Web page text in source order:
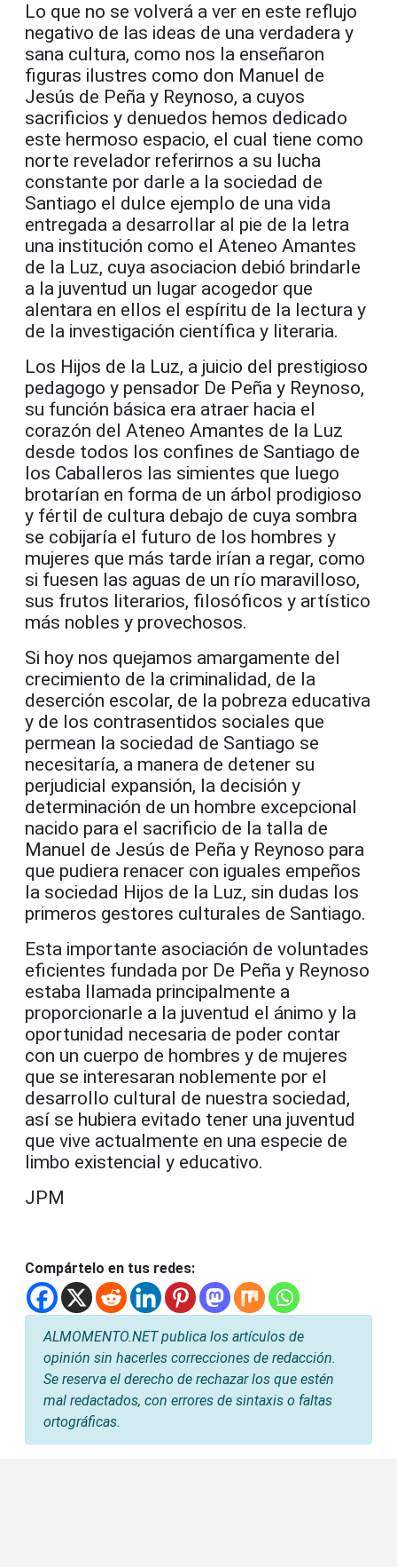
Lo que no se volverá a ver en este reflujo
negativo de las ideas de una verdadera y
sana cultura, como nos la enseñaron
figuras ilustres como don Manuel de
Jesús de Peña y Reynoso, a cuyos
sacrificios y denuedos hemos dedicado
este hermoso espacio, el cual tiene como
norte revelador referirnos a su lucha
constante por darle a la sociedad de
Santiago el dulce ejemplo de una vida
entregada a desarrollar al pie de la letra
una institución como el Ateneo Amantes
de la Luz, cuya asociacion debió brindarle
a la juventud un lugar acogedor que
alentara en ellos el espíritu de la lectura y
de la investigación científica y literaria.
Los Hijos de la Luz, a juicio del prestigioso
pedagogo y pensador De Peña y Reynoso,
su función básica era atraer hacia el
corazón del Ateneo Amantes de la Luz
desde todos los confines de Santiago de
los Caballeros las simientes que luego
brotarían en forma de un árbol prodigioso
y fértil de cultura debajo de cuya sombra
se cobijaría el futuro de los hombres y
mujeres que más tarde irían a regar, como
si fuesen las aguas de un río maravilloso,
sus frutos literarios, filosóficos y artístico
más nobles y provechosos.
Si hoy nos quejamos amargamente del
crecimiento de la criminalidad, de la
deserción escolar, de la pobreza educativa
y de los contrasentidos sociales que
permean la sociedad de Santiago se
necesitaría, a manera de detener su
perjudicial expansión, la decisión y
determinación de un hombre excepcional
nacido para el sacrificio de la talla de
Manuel de Jesús de Peña y Reynoso para
que pudiera renacer con iguales empeños
la sociedad Hijos de la Luz, sin dudas los
primeros gestores culturales de Santiago.
Esta importante asociación de voluntades
eficientes fundada por De Peña y Reynoso
estaba llamada principalmente a
proporcionarle a la juventud el ánimo y la
oportunidad necesaria de poder contar
con un cuerpo de hombres y de mujeres
que se interesaran noblemente por el
desarrollo cultural de nuestra sociedad,
así se hubiera evitado tener una juventud
que vive actualmente en una especie de
limbo existencial y educativo.
JPM
Compártelo en tus redes:
ALMOMENTO.NET publica los artículos de
opinión sin hacerles correcciones de redacción.
Se reserva el derecho de rechazar los que estén
mal redactados, con errores de sintaxis o faltas
ortográficas.